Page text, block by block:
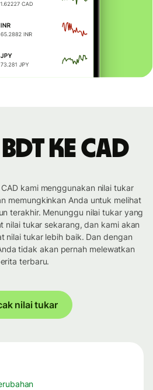
ke CAD
kami menggunakan nilai tukar
memungkinkan Anda untuk melihat
terakhir. Menunggu nilai tukar yang
nilai tukar sekarang, dan kami akan
nilai tukar lebih baik. Dan dengan
tidak akan pernah melewatkan
terbaru.
nilai tukar